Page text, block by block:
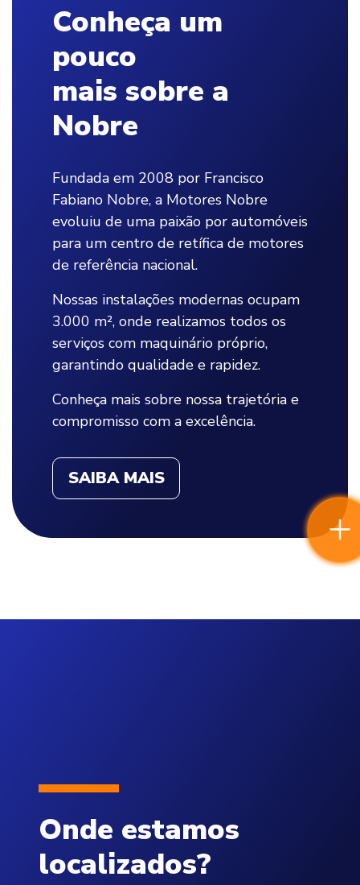
Conheça um
pouco
mais sobre a
Nobre
Fundada em 2008 por Francisco
Fabiano Nobre, a Motores Nobre
evoluiu de uma paixão por automóveis
para um centro de retífica de motores
de referência nacional.
Nossas instalações modernas ocupam
3.000 m², onde realizamos todos os
serviços com maquinário próprio,
garantindo qualidade e rapidez.
Conheça mais sobre nossa trajetória e
compromisso com a excelência.
SAIBA MAIS
Onde estamos
localizados?